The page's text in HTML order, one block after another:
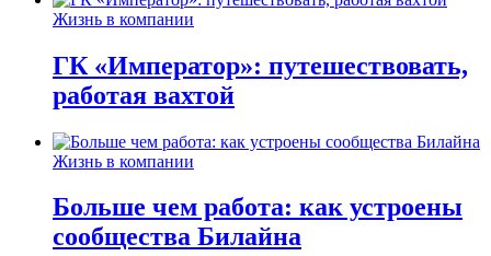
Жизнь в компании
ГК «Император»: путешествовать,
работая вахтой
Жизнь в компании
Больше чем работа: как устроены
сообщества Билайна